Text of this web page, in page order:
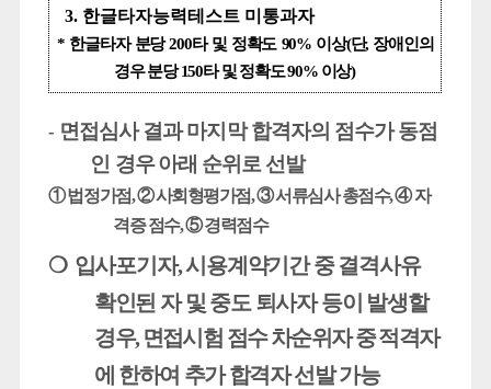
3. 한글타자능력테스트 미통과자
* 한글타자 분당200타 및 정확도 90% 이상(단, 장애인의
경우 분당150타 및 정확도90% 이상)
- 면접심사 결과 마지막 합격자의 점수가동점
인 경우 아래 순위로 선발
①법정가점,②사회형평가점,③서류심사 총점수,④자
격증 점수,⑤경력점수
❍ 입사포기자,시용계약기간 중 결격사유
확인된 자 및 중도 퇴사자 등이 발생할
경우, 면접시험 점수 차순위자 중적격자
에 한하여 추가 합격자 선발 가능